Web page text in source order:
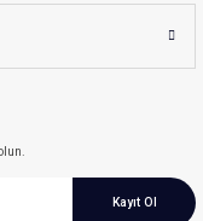
Kayıt Ol